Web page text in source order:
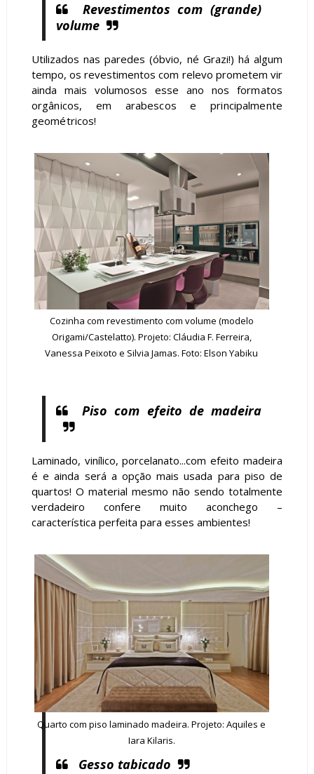
Revestimentos com (grande)
volume
Utilizados nas paredes (óbvio, né Grazi!) há algum
tempo, os revestimentos com relevo prometem vir
ainda mais volumosos esse ano nos formatos
orgânicos, em arabescos e principalmente
geométricos!
Cozinha com revestimento com volume (modelo
Origami/Castelatto). Projeto: Cláudia F. Ferreira,
Vanessa Peixoto e Silvia Jamas.Foto: Elson Yabiku
Piso com efeito de madeira
Laminado, vinílico, porcelanato...com efeito madeira
é e ainda será a opção mais usada para piso de
quartos! O material mesmo não sendo totalmente
verdadeiro confere muito aconchego –
característica perfeita para esses ambientes!
Quarto com piso laminado madeira. Projeto: Aquiles e
Iara Kilaris.
Gesso tabicado